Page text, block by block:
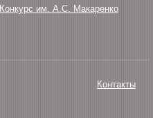
Конкурс им. А.С. Макаренко
Контакты